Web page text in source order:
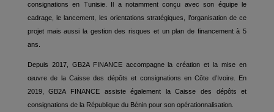
consignations en Tunisie. Il a notamment conçu avec son équipe le
cadrage, le lancement, les orientations stratégiques, l’organisation de ce
projet mais aussi la gestion des risques et un plan de financement à 5
ans.
Depuis 2017, GB2A FINANCE accompagne la création et la mise en
œuvre de la Caisse des dépôts et consignations en Côte d’Ivoire. En
2019, GB2A FINANCE assiste également la Caisse des dépôts et
consignations de la République du Bénin pour son opérationnalisation.